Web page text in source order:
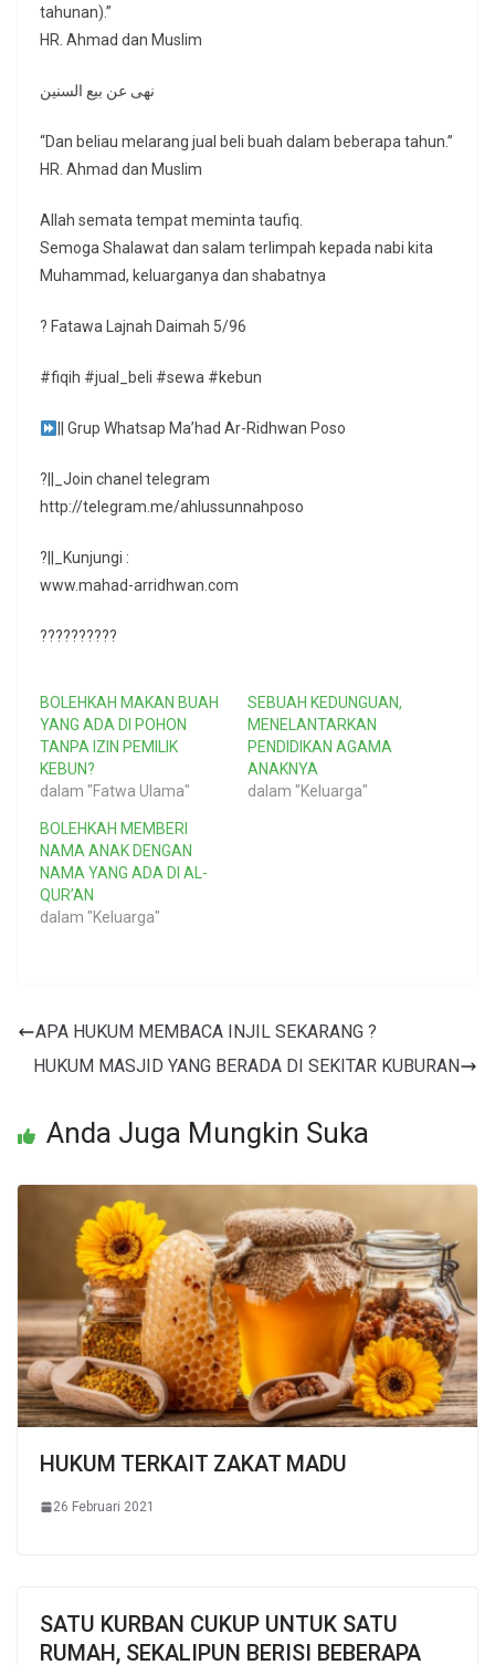
tahunan).”
HR. Ahmad dan Muslim
نهى عن بيع السنين
“Dan beliau melarang jual beli buah dalam beberapa tahun.”
HR. Ahmad dan Muslim
Allah semata tempat meminta taufiq.
Semoga Shalawat dan salam terlimpah kepada nabi kita
Muhammad, keluarganya dan shabatnya
? Fatawa Lajnah Daimah 5/96
#fiqih #jual_beli #sewa #kebun
|| Grup Whatsap Ma’had Ar-Ridhwan Poso
?||_Join chanel telegram
http://telegram.me/ahlussunnahposo
?||_Kunjungi :
www.mahad-arridhwan.com
??????????
BOLEHKAH MAKAN BUAH
YANG ADA DI POHON
TANPA IZIN PEMILIK
KEBUN?
dalam "Fatwa Ulama"
SEBUAH KEDUNGUAN,
MENELANTARKAN
PENDIDIKAN AGAMA
ANAKNYA
dalam "Keluarga"
BOLEHKAH MEMBERI
NAMA ANAK DENGAN
NAMA YANG ADA DI AL-
QUR’AN
dalam "Keluarga"
APA HUKUM MEMBACA INJIL SEKARANG ?
HUKUM MASJID YANG BERADA DI SEKITAR KUBURAN
Anda Juga Mungkin Suka
HUKUM TERKAIT ZAKAT MADU
26 Februari 2021
SATU KURBAN CUKUP UNTUK SATU
RUMAH, SEKALIPUN BERISI BEBERAPA